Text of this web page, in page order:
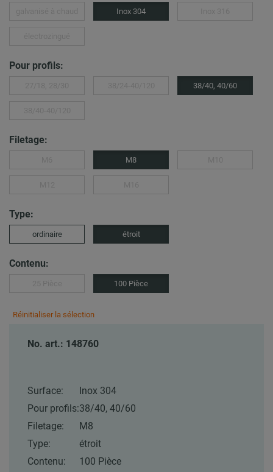
Inox 304
Pour profils:
38/40, 40/60
Filetage:
M8
Type:
ordinaire étroit
Contenu:
100 Pièce
Réinitialiser la sélection
No. art.: 148760
Surface:
Inox 304
Pour profils:38/40, 40/60
Filetage:
M8
Type:
étroit
Contenu:
100 Pièce